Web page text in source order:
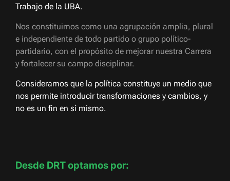
Trabajo de la UBA.
Nos constituimos como una agrupación amplia, plural
e independiente de todo partido o grupo político-
partidario, con el propósito de mejorar nuestra Carrera
y fortalecer su campo disciplinar.
Consideramos que la política constituye un medio que
nos permite introducir transformaciones y cambios, y
no es un fin en sí mismo.
Desde DRT optamos por: